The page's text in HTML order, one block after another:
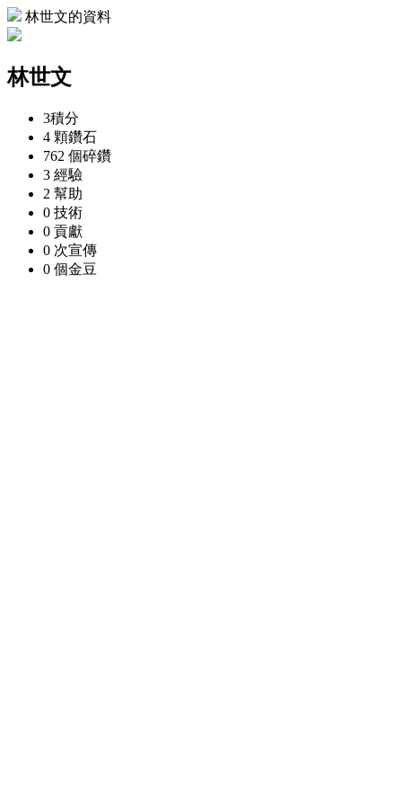
林世文的資料
林世文
3積分
4 顆鑽石
762 個碎鑽
3 經驗
2 幫助
0 技術
0 貢獻
0 次宣傳
0 個金豆